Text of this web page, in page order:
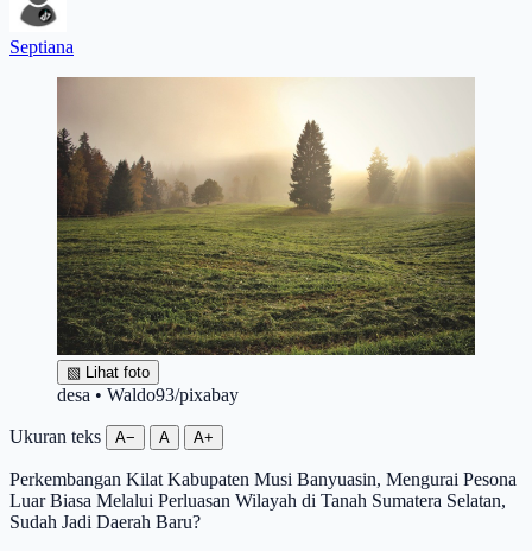
Septiana
▧ Lihat foto
desa • Waldo93/pixabay
Ukuran teks A− A A+
Perkembangan Kilat Kabupaten Musi Banyuasin, Mengurai Pesona
Luar Biasa Melalui Perluasan Wilayah di Tanah Sumatera Selatan,
Sudah Jadi Daerah Baru?